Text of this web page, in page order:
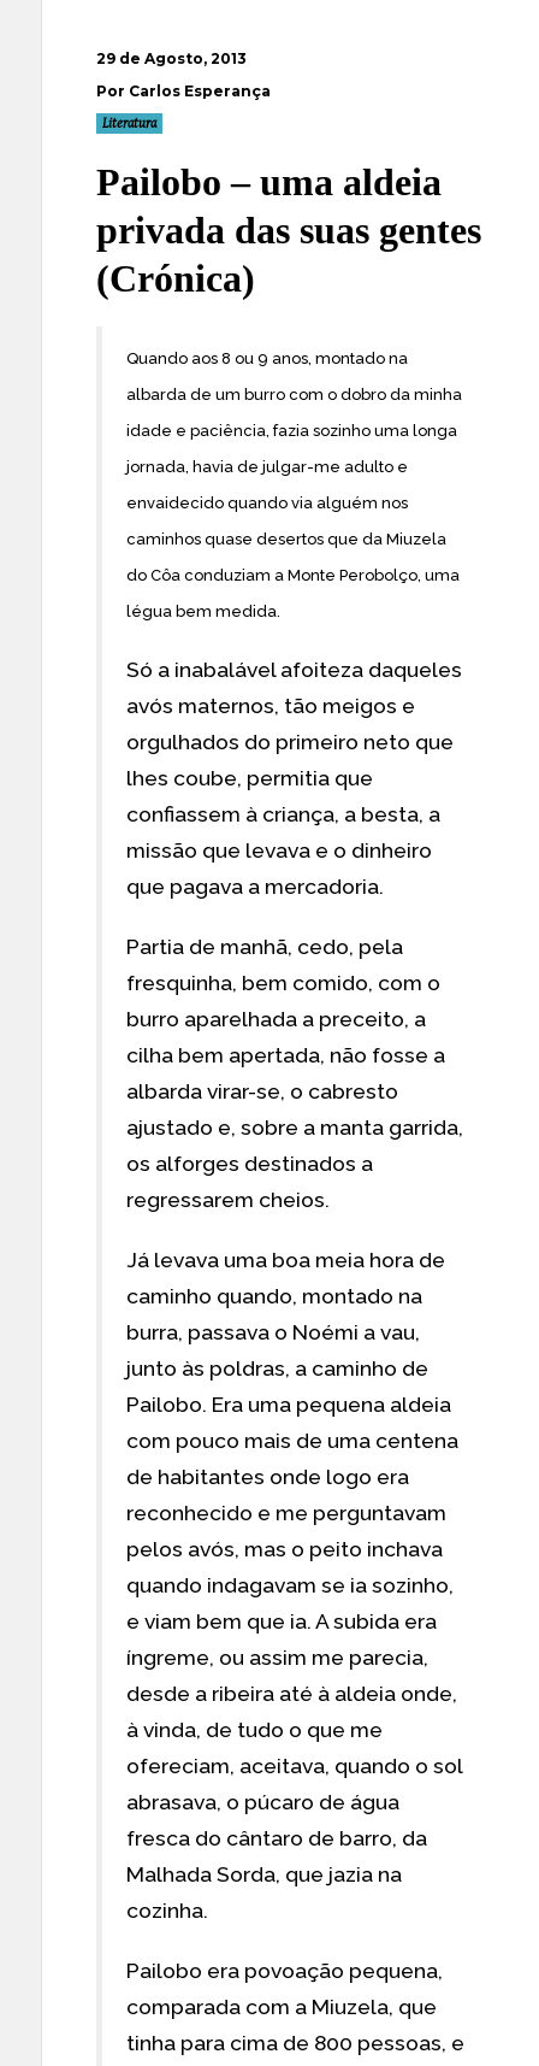
29 de Agosto, 2013
Por Carlos Esperança
Literatura
Pailobo – uma aldeia
privada das suas gentes
(Crónica)
Quando aos 8 ou 9 anos, montado na
albarda de um burro com o dobro da minha
idade e paciência, fazia sozinho uma longa
jornada, havia de julgar-me adulto e
envaidecido quando via alguém nos
caminhos quase desertos que da Miuzela
do Côa conduziam a Monte Perobolço, uma
légua bem medida.
Só a inabalável afoiteza daqueles
avós maternos, tão meigos e
orgulhados do primeiro neto que
lhes coube, permitia que
confiassem à criança, a besta, a
missão que levava e o dinheiro
que pagava a mercadoria.
Partia de manhã, cedo, pela
fresquinha, bem comido, com o
burro aparelhada a preceito, a
cilha bem apertada, não fosse a
albarda virar-se, o cabresto
ajustado e, sobre a manta garrida,
os alforges destinados a
regressarem cheios.
Já levava uma boa meia hora de
caminho quando, montado na
burra, passava o Noémi a vau,
junto às poldras, a caminho de
Pailobo. Era uma pequena aldeia
com pouco mais de uma centena
de habitantes onde logo era
reconhecido e me perguntavam
pelos avós, mas o peito inchava
quando indagavam se ia sozinho,
e viam bem que ia. A subida era
íngreme, ou assim me parecia,
desde a ribeira até à aldeia onde,
à vinda, de tudo o que me
ofereciam, aceitava, quando o sol
abrasava, o púcaro de água
fresca do cântaro de barro, da
Malhada Sorda, que jazia na
cozinha.
Pailobo era povoação pequena,
comparada com a Miuzela, que
tinha para cima de 800 pessoas, e